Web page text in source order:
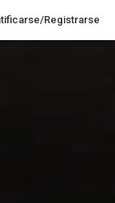
Registrarse